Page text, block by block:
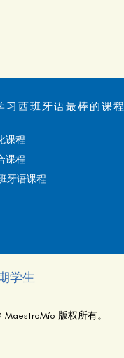
习西班牙语最棒的课程
课程
课程
牙语课程
学生
版权所有。